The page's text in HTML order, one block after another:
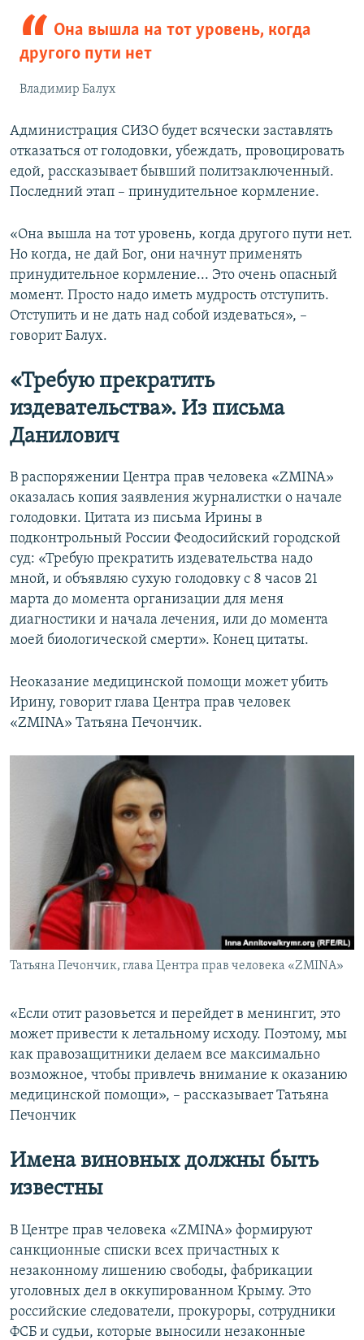
Она вышла на тот уровень, когда
другого пути нет
Владимир Балух
Администрация СИЗО будет всячески заставлять
отказаться от голодовки, убеждать, провоцировать
едой, рассказывает бывший политзаключенный.
Последний этап – принудительное кормление.
«Она вышла на тот уровень, когда другого пути нет.
Но когда, не дай Бог, они начнут применять
принудительное кормление... Это очень опасный
момент. Просто надо иметь мудрость отступить.
Отступить и не дать над собой издеваться», –
говорит Балух.
«Требую прекратить
издевательства». Из письма
Данилович
В распоряжении Центра прав человека «ZMINA»
оказалась копия заявления журналистки о начале
голодовки. Цитата из письма Ирины в
подконтрольный России Феодосийский городской
суд: «Требую прекратить издевательства надо
мной, и объявляю сухую голодовку с 8 часов 21
марта до момента организации для меня
диагностики и начала лечения, или до момента
моей биологической смерти». Конец цитаты.
Неоказание медицинской помощи может убить
Ирину, говорит глава Центра прав человек
«ZMINA» Татьяна Печончик.
Татьяна Печончик, глава Центра прав человека «ZMINA»
«Если отит разовьется и перейдет в менингит, это
может привести к летальному исходу. Поэтому, мы
как правозащитники делаем все максимально
возможное, чтобы привлечь внимание к оказанию
медицинской помощи», – рассказывает Татьяна
Печончик
Имена виновных должны быть
известны
В Центре прав человека «ZMINA» формируют
санкционные списки всех причастных к
незаконному лишению свободы, фабрикации
уголовных дел в оккупированном Крыму. Это
российские следователи, прокуроры, сотрудники
ФСБ и судьи, которые выносили незаконные